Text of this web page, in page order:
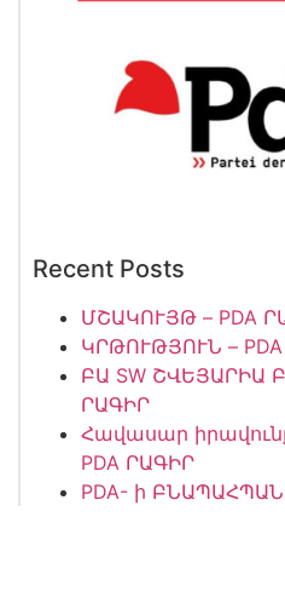
Recent Posts
ՄՇԱԿՈՒՅԹ – PDA
ԿՐԹՈՒԹՅՈՒՆ –
ԲԱ SW ՇՎԵՅԱՐԻԱ
ՐԱԳԻՐ
Հավասար
PDA ՐԱԳԻՐ
PDA- ի